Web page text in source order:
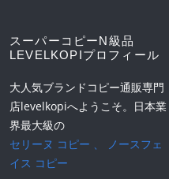
スーパーコピーN級品
LEVELKOPIプロフィール
大人気ブランドコピー通販専門
店levelkopiへようこそ。日本業
界最大級の
セリーヌ コピー
ノースフェ
イス コピー